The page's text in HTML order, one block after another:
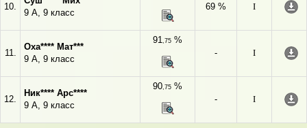
10.
9 А, 9 класс
69 % I
11.
Оха**** Мат***
9 А, 9 класс
91,75 %
-
I
12.
Ник**** Арс****
9 А, 9 класс
90,75 %
-
I